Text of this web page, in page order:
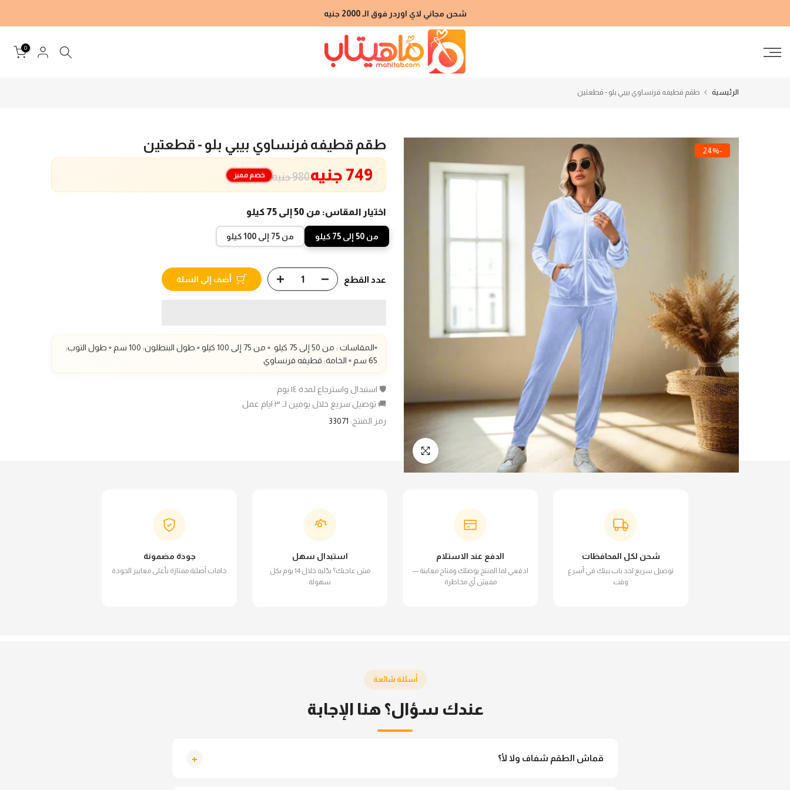
إلى
شحن مجاني لاي اوردر فوق الـ 2000 جنيه
0
الرئيسية طقم قطيفه فرنساوي بيبي بلو - قطعتين
-24%
انقر للتكبير
طقم قطيفه فرنساوي بيبي بلو - قطعتين
980 جنيه 749 جنيه خصم مميز
اختيار المقاس: من 50 إلى 75 كيلو
من 50 إلى 75 كيلو من 75 إلى 100 كيلو
عدد القطع أضف إلى السلة
▫️المقاسات : من 50 إلى 75 كيلو ▫️ من 75 إلى 100 كيلو ▫️ طول البنطلون: 100 سم
▫️ طول التوب:
65 سم
▫️ الخامة: قطيفه فرنساوي
🛡️ استبدال واسترجاع لمدة ١٤ يوم
🚚 توصيل سريع خلال يومين لـ ٣ ايام عمل
رمز المنتج: 33071
شحن لكل المحافظات
توصيل سريع لحد باب بيتك في أسرع
وقت
الدفع عند الاستلام
ادفعي لما المنتج يوصلك ومتاح معاينة —
مفيش أي مخاطرة
استبدال سهل
مش عاجبك؟ بدّليه خلال 14 يوم بكل
سهولة
جودة مضمونة
خامات أصلية ممتازة بأعلى معايير الجودة
أسئلة شائعة
عندك سؤال؟ هنا الإجابة
قماش الطقم شفاف ولا لأ؟ +